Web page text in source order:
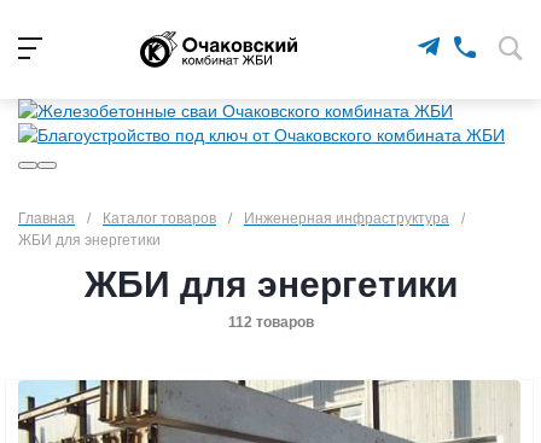
Главная / Каталог товаров / Инженерная инфраструктура
/
ЖБИ для энергетики
ЖБИ для энергетики
112 товаров